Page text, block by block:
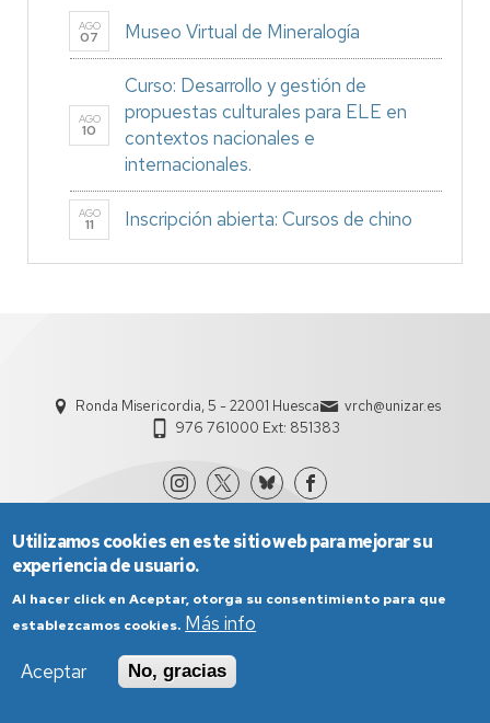
AGO
07 Museo Virtual de Mineralogía
AGO
10
Curso: Desarrollo y gestión de
propuestas culturales para ELE en
contextos nacionales e
internacionales.
AGO
11 Inscripción abierta: Cursos de chino
Ronda Misericordia, 5 - 22001 Huesca
vrch@unizar.es
976 761000 Ext: 851383
Política de Privacidad
Utilizamos cookies en este sitio web para mejorar su
experiencia de usuario.
Al hacer click en Aceptar, otorga su consentimiento para que
establezcamos cookies. Más info
Aceptar
No, gracias